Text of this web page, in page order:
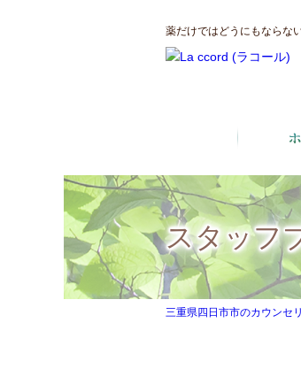
薬だけではどうにもならな
スタッフ
三重県四日市市のカウンセ